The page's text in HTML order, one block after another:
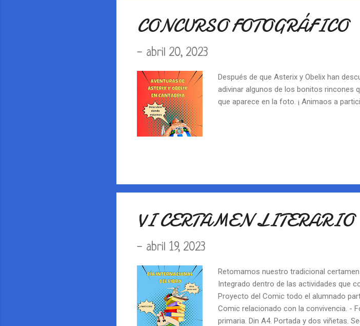
CONCURSO FOTOGRÁFICO
- abril 20, 2023
Después de que Asterix y Obelix han
adivinar algunos de los bonitos rincones
que aparece en la foto. ¡ Animaos a
VI CERTAMEN LITERARIO
- abril 19, 2023
Retomamos nuestro tradicional
Integrado dentro de las actividades que
Proyecto del Comic todo el alumnado
Comic relacionado con la convivencia. -
primaria. Din A4. Portada y dos viñetas.